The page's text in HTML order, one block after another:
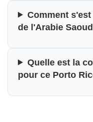
Comment
de l'Arabie
Quelle est la
pour ce Porto